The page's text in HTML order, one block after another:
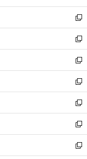
開
く
ウ
で
開
く
し
い
ウ
ィ
ン
ド
ウ
で
開
く
新
し
い
ウ
ィ
ン
ド
ウ
で
開
く
新
し
い
ウ
ィ
ン
ド
ウ
で
開
く
新
し
い
ウ
ィ
ン
ド
ウ
で
開
新
し
い
ウ
ィ
ン
ド
ウ
新
し
い
ウ
ィ
ン
新
し
い
ウ
新